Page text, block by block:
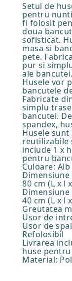
Setul de
pentru
fi folosit
doua
sofisticat.
masa si
pete.
pur si
ale bancutei.
Husele vor
bancutele
Fabricate
simplu
bancutei.
spandex,
Husele
reutilizabile
include 1 x
pentru
Culoare: Alb
Dimensiune
80 cm (L x l
Dimensiune
40 cm (L x l
Greutatea
Usor de
Usor de
Refolosibil
Livrarea
huse
Material: